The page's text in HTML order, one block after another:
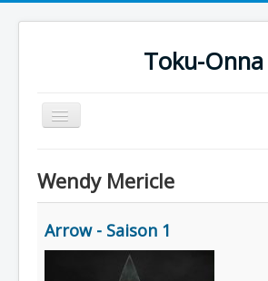
Toku-Onna
Basculer
la
Toku-Actrices
Toku-Critiques
Séries
Wendy Mericle
Arrow - Saison 1